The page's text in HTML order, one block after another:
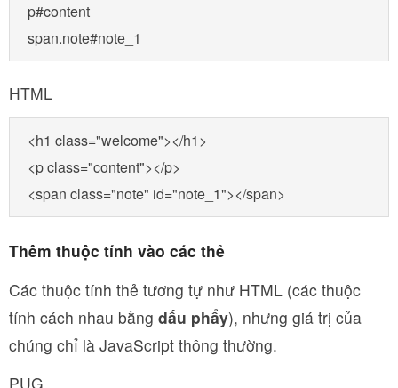
p#content
span.note#note_1
HTML
<h1 class="welcome"></h1>
<p class="content"></p>
<span class="note" id="note_1"></span>
Thêm thuộc tính vào các thẻ
Các thuộc tính thẻ tương tự như HTML (các thuộc
tính cách nhau bằng dấu phẩy), nhưng giá trị của
chúng chỉ là JavaScript thông thường.
PUG